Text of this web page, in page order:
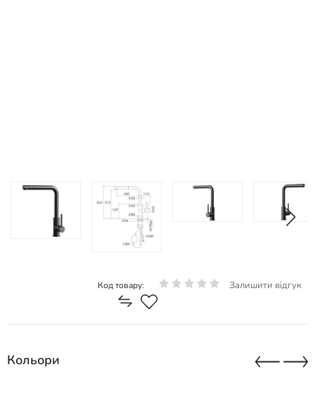
Код товару: Залишити відгук
Кольори